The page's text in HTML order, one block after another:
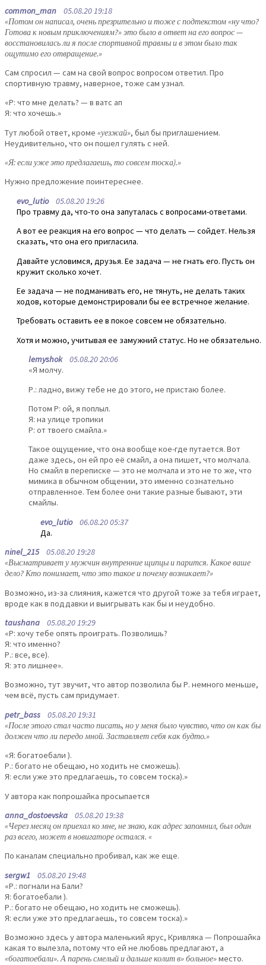
common_man 05.08.20 19:18
«Потом он написал, очень презрительно и тоже с подтекстом «ну что?
Готова к новым приключениям?» это было в ответ на его вопрос —
восстановилась ли я после спортивной травмы и в этом было так
ощутимо его отвращение.»
Сам спросил — сам на свой вопрос вопросом ответил. Про
спортивную травму, наверное, тоже сам узнал.
«Р: что мне делать? — в ватс ап
Я: что хочешь.»
Тут любой ответ, кроме «уезжай», был бы приглашением.
Неудивительно, что он пошел гулять с ней.
«Я: если уже это предлагаешь, то совсем тоска).»
Нужно предложение поинтереснее.
evo_lutio05.08.20 19:26
Про травму да, что-то она запуталась с вопросами-ответами.
А вот ее реакция на его вопрос — что делать — сойдет. Нельзя
сказать, что она его пригласила.
Давайте условимся, друзья. Ее задача — не гнать его. Пусть он
кружит сколько хочет.
Ее задача — не подманивать его, не тянуть, не делать таких
ходов, которые демонстрировали бы ее встречное желание.
Требовать оставить ее в покое совсем не обязательно.
Хотя и можно, учитывая ее замужний статус. Но не обязательно.
lemyshok05.08.20 20:06
«Я молчу.
Р.: ладно, вижу тебе не до этого, не пристаю более.
Потом Р: ой, я поплыл.
Я: на улице тропики
Р: от твоего смайла.»
Такое ощущение, что она вообще кое-где путается. Вот
даже здесь, он ей про её смайл, а она пишет, что молчала.
Но смайл в переписке — это не молчала и это не то же, что
мимика в обычном общении, это именно сознательно
отправленное. Тем более они такие разные бывают, эти
смайлы.
evo_lutio06.08.20 05:37
Да.
ninel_21505.08.20 19:28
«Высматривает у мужчин внутренние щипцы и парится. Какое ваше
дело? Кто понимает, что это такое и почему возникает?»
Возможно, из-за слияния, кажется что другой тоже за тебя играет,
вроде как в поддавки и выигрывать как бы и неудобно.
taushana 05.08.20 19:29
«Р: хочу тебе опять проиграть. Позволишь?
Я: что именно?
Р.: все, все).
Я: это лишнее».
Возможно, тут звучит, что автор позволила бы Р. немного меньше,
чем всё, пусть сам придумает.
petr_bass 05.08.20 19:31
«После этого стал часто писать, но у меня было чувство, что он как бы
должен что ли передо мной. Заставляет себя как будто.»
«Я: богатоебали ).
Р.: богато не обещаю, но ходить не сможешь).
Я: если уже это предлагаешь, то совсем тоска).»
У автора как попрошайка просыпается
anna_dostoevska 05.08.20 19:38
«Через месяц он приехал ко мне, не знаю, как адрес запомнил, был один
раз всего, может в новигаторе остался. «
По каналам специально пробивал, как же еще.
sergw1 05.08.20 19:48
«Р.: погнали на Бали?
Я: богатоебали ).
Р.: богато не обещаю, но ходить не сможешь).
Я: если уже это предлагаешь, то совсем тоска).»
Возможно здесь у автора маленький ярус, Кривляка — Попрошайка
какая то вылезла, потому что ей не любовь предлагают, а
«богатоебали». А парень смелый и дальше колит в» больное»место.